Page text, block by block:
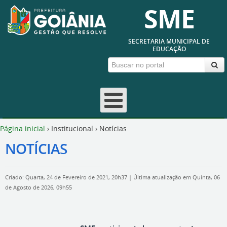
SME
SECRETARIA MUNICIPAL DE
EDUCAÇÃO
Página inicial › Institucional › Notícias
NOTÍCIAS
Criado: Quarta, 24 de Fevereiro de 2021, 20h37 | Última atualização em Quinta, 06
de Agosto de 2026, 09h55